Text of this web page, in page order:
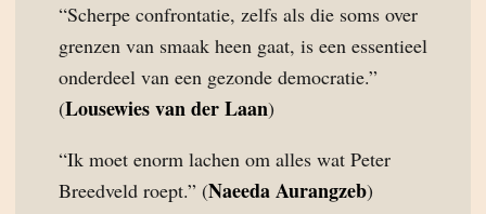
“Scherpe confrontatie, zelfs als die soms over
grenzen van smaak heen gaat, is een essentieel
onderdeel van een gezonde democratie.”
(Lousewies van der Laan)
“Ik moet enorm lachen om alles wat Peter
Breedveld roept.” (Naeeda Aurangzeb)